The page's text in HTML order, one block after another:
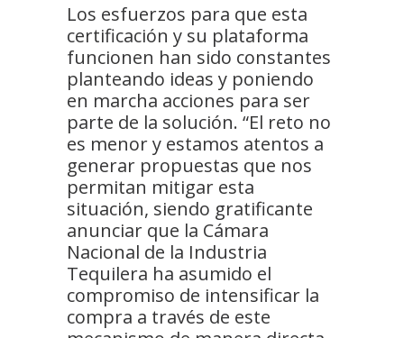
Los esfuerzos para que esta
certificación y su plataforma
funcionen han sido constantes
planteando ideas y poniendo
en marcha acciones para ser
parte de la solución. “El reto no
es menor y estamos atentos a
generar propuestas que nos
permitan mitigar esta
situación, siendo gratificante
anunciar que la Cámara
Nacional de la Industria
Tequilera ha asumido el
compromiso de intensificar la
compra a través de este